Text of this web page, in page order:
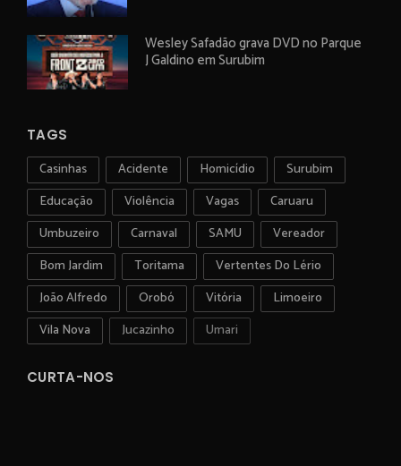
Wesley Safadão grava DVD no Parque
J Galdino em Surubim
TAGS
Casinhas Acidente Homicídio
Surubim
Educação
Violência Vagas
Caruaru
Umbuzeiro
Carnaval SAMU
Vereador
Bom Jardim
Toritama
Vertentes Do Lério
João Alfredo
Orobó Vitória
Limoeiro
Vila Nova
Jucazinho Umari
CURTA-NOS